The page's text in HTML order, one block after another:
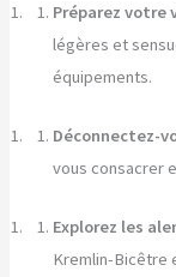
Préparez votre
légères et
équipements.
Déconnectez-
vous consacrer
Explorez les
Kremlin-Bicêtre